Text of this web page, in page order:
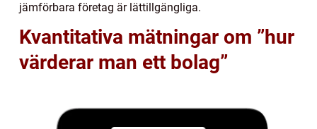
jämförbara företag är lättillgängliga.
Kvantitativa mätningar om ”hur
värderar man ett bolag”